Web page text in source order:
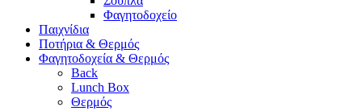
Φαγητοδοχείο
Παιχνίδια
Ποτήρια & Θερμός
Φαγητοδοχεία & Θερμός
Back
Lunch Box
Θερμός